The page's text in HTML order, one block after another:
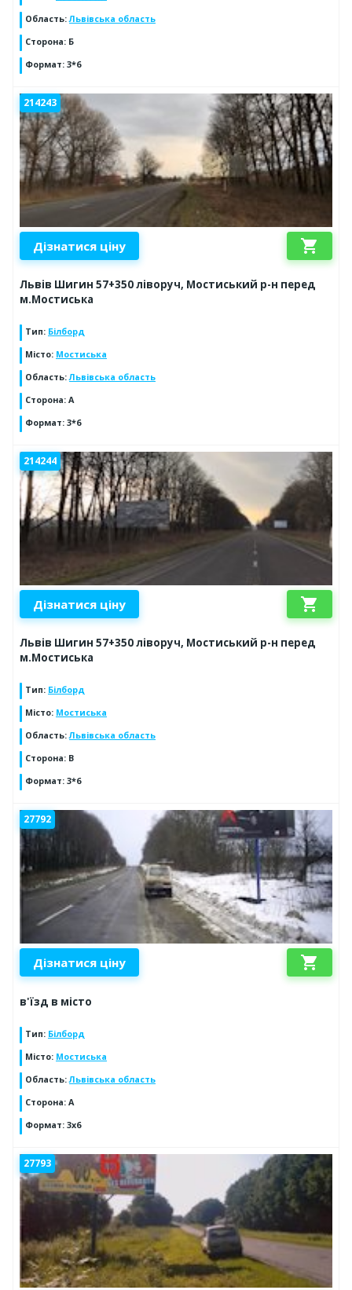
Область:Львівська область
Сторона: Б
Формат: 3*6
214243
Дізнатися ціну shopping_cart
Львів Шигин 57+350 ліворуч, Мостиський р-н перед
м.Мостиська
Тип: Білборд
Місто: Мостиська
Область:Львівська область
Сторона: А
Формат: 3*6
214244
Дізнатися ціну shopping_cart
Львів Шигин 57+350 ліворуч, Мостиський р-н перед
м.Мостиська
Тип: Білборд
Місто: Мостиська
Область:Львівська область
Сторона: В
Формат: 3*6
27792
Дізнатися ціну shopping_cart
в'їзд в місто
Тип: Білборд
Місто: Мостиська
Область:Львівська область
Сторона: A
Формат: 3x6
27793